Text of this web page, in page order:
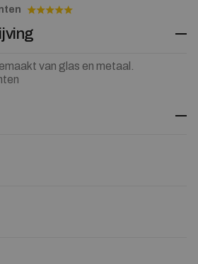
van glas en metaal.